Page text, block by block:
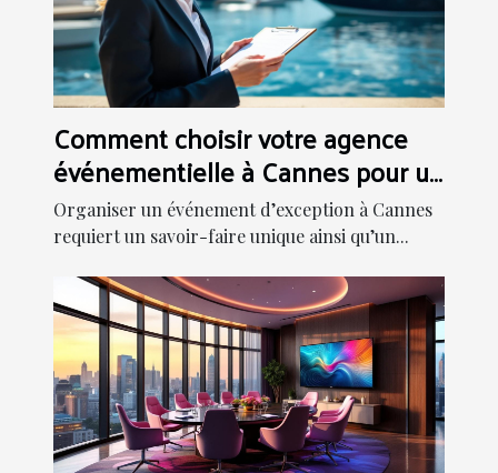
Comment choisir votre agence
événementielle à Cannes pour un
événement inoubliable
Organiser un événement d’exception à Cannes
requiert un savoir-faire unique ainsi qu’un...